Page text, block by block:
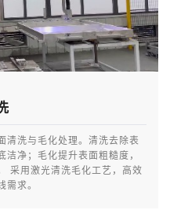
清洗与毛化处理。清洗去除表
洁净；毛化提升表面粗糙度，
采用激光清洗毛化工艺，高效
需求。